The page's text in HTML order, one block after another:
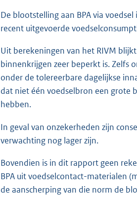
De blootstelling aan BPA via
recent uitgevoerde
Uit berekeningen van het RIVM
binnenkrijgen zeer beperkt is. Zelfs
onder de tolereerbare dagelijkse
dat niet één voedselbron een grote
hebben.
In geval van onzekerheden zijn
verwachting nog lager zijn.
Bovendien is in dit rapport geen
BPA uit voedselcontact-materialen
de aanscherping van die norm de